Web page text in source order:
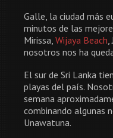
Galle, la ciudad más
minutos de las
Mirissa, Wijaya Beach
nosotros nos ha
El sur de Sri Lanka
playas del país.
semana
combinando algunas
Unawatuna.